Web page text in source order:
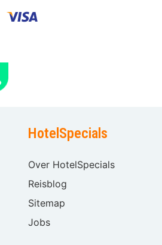
HotelSpecials
Over HotelSpecials
Reisblog
Sitemap
Jobs